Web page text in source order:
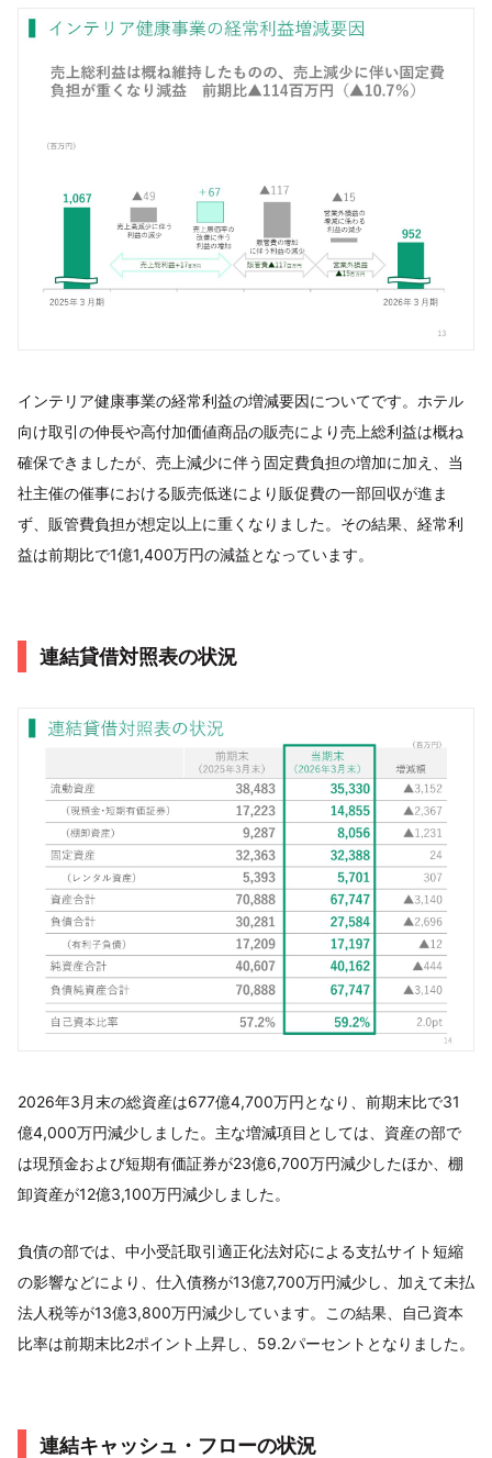
インテリア健康事業の経常利益の増減要因についてです。ホテル
向け取引の伸長や高付加価値商品の販売により売上総利益は概ね
確保できましたが、売上減少に伴う固定費負担の増加に加え、当
社主催の催事における販売低迷により販促費の一部回収が進ま
ず、販管費負担が想定以上に重くなりました。その結果、経常利
益は前期比で1億1,400万円の減益となっています。
連結貸借対照表の状況
2026年3月末の総資産は677億4,700万円となり、前期末比で31
億4,000万円減少しました。主な増減項目としては、資産の部で
は現預金および短期有価証券が23億6,700万円減少したほか、棚
卸資産が12億3,100万円減少しました。
負債の部では、中小受託取引適正化法対応による支払サイト短縮
の影響などにより、仕入債務が13億7,700万円減少し、加えて未払
法人税等が13億3,800万円減少しています。この結果、自己資本
比率は前期末比2ポイント上昇し、59.2パーセントとなりました。
連結キャッシュ・フローの状況